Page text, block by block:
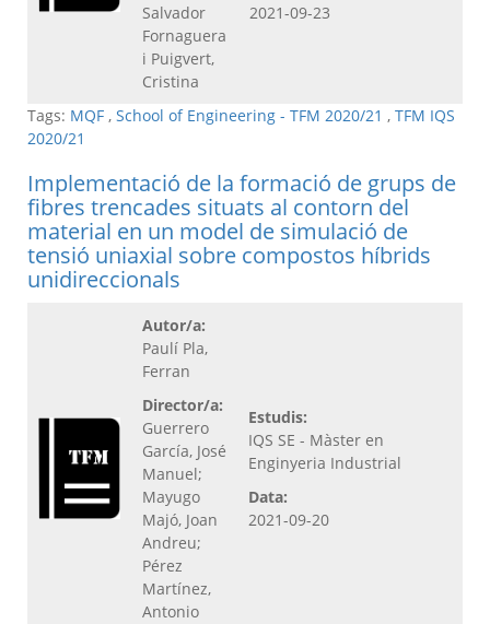
Salvador
Fornaguera
i Puigvert,
Cristina
2021-09-23
Tags: MQF , School of Engineering - TFM 2020/21 , TFM IQS
2020/21
Implementació de la formació de grups de
fibres trencades situats al contorn del
material en un model de simulació de
tensió uniaxial sobre compostos híbrids
unidireccionals
Autor/a:
Paulí Pla,
Ferran
Director/a:
Guerrero
García, José
Manuel;
Mayugo
Majó, Joan
Andreu;
Pérez
Martínez,
Antonio
Estudis:
IQS SE - Màster en
Enginyeria Industrial
Data:
2021-09-20